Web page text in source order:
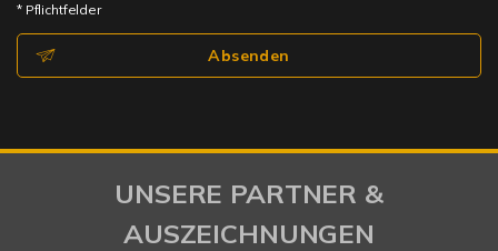
* Pflichtfelder
Absenden
UNSERE PARTNER &
AUSZEICHNUNGEN